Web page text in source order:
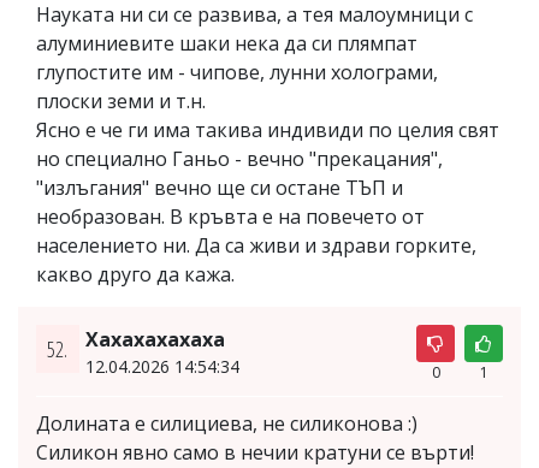
Науката ни си се развива, а тея малоумници с
алуминиевите шаки нека да си плямпат
глупостите им - чипове, лунни холограми,
плоски земи и т.н.
Ясно е че ги има такива индивиди по целия свят
но специално Ганьо - вечно "прекацания",
"излъгания" вечно ще си остане ТЪП и
необразован. В кръвта е на повечето от
населението ни. Да са живи и здрави горките,
какво друго да кажа.
52. Хахахахахаха
12.04.2026 14:54:34 0 1
Долината е силициева, не силиконова :)
Силикон явно само в нечии кратуни се върти!